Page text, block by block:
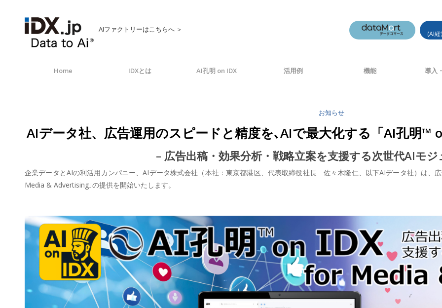
AIファクトリーはこちらへ ＞ (AI
Home IDXとは AI孔明 on IDX 活用例 機能 導入
お知らせ
AIデータ社、広告運用のスピードと精度を､AIで最大化する「AI孔明
– 広告出稿・効果分析・戦略立案を支援する次世代AIモジ
企業データとAIの利活用カンパニー、AIデータ株式会社（本社：東京都港区、代表取締役社長 佐々木隆仁、以下AIデータ社）は、
Media & Advertising｣の提供を開始いたします。